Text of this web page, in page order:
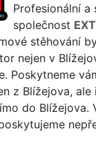
Profesionální a
společnost
stěhování
nejen v
Poskytneme
z Blížejova,
do Blížejova.